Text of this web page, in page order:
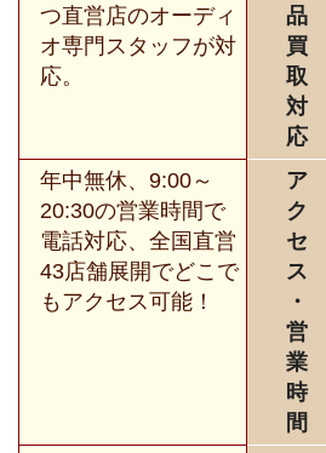
つ直営店のオーディ
オ専門スタッフが対
応。
品
買
取
対
応
年中無休、9:00～
20:30の営業時間で
電話対応、全国直営
43店舗展開でどこで
もアクセス可能！
ア
ク
セ
ス
・
営
業
時
間